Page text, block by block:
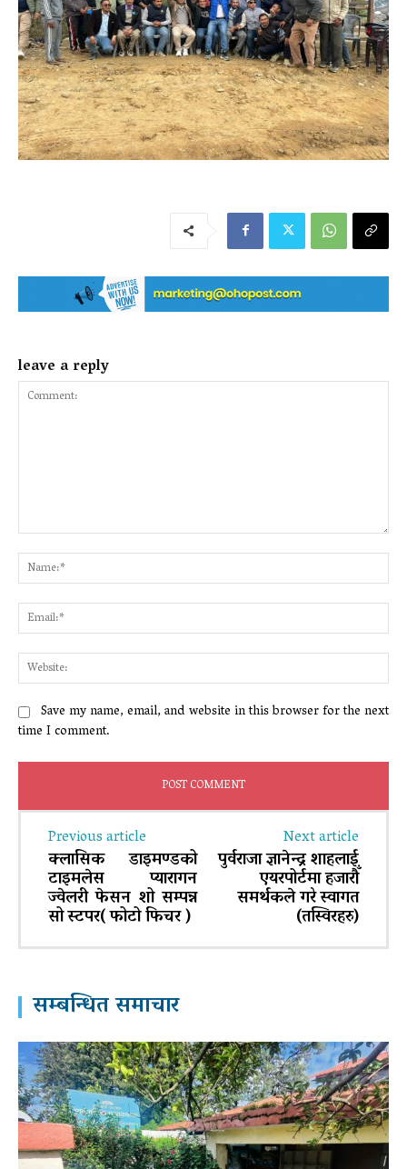
leave a reply
Save my name, email, and website in this browser for the next
time I comment.
Previous article
क्लासिक डाइमण्डको
टाइमलेस प्यारागन
ज्वेलरी फेसन शो सम्पन्न
सो स्टपर( फोटो फिचर )
Next article
पुर्वराजा ज्ञानेन्द्र शाहलाई
एयरपोर्टमा हजारौँ
समर्थकले गरे स्वागत
(तस्विरहरु)
सम्बन्धित समाचार